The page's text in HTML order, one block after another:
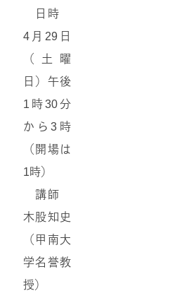
日時
4月29日
（土曜
日）午後
1時30分
から3時
（開場は
1時）
講師
木股知史
（甲南大
学名誉教
授）